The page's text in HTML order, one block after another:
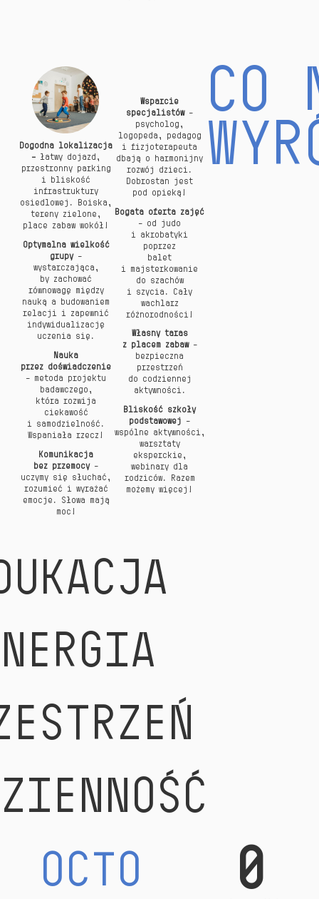
Dogodna lokalizacja
– łatwy dojazd,
przestronny parking
i bliskość
infrastruktury
osiedlowej. Boiska,
tereny zielone,
place zabaw wokół!
Optymalna wielkość
grupy –
wystarczająca,
by zachować
równowagę między
nauką a budowaniem
relacji i zapewnić
indywidualizację
uczenia się.
Nauka
przez doświadczenie
– metoda projektu
badawczego,
która rozwija
ciekawość
i samodzielność.
Wspaniała rzecz!
Komunikacja
bez przemocy–
uczymy się słuchać,
rozumieć i wyrażać
emocje. Słowa mają
moc!
Wsparcie
specjalistów–
psycholog,
logopeda, pedagog
i fizjoterapeuta
dbają o harmonijny
rozwój dzieci.
Dobrostan jest
pod opieką!
Bogata oferta zajęć
– od judo
i akrobatyki
poprzez
balet
i majsterkowanie
do szachów
i szycia. Cały
wachlarz
różnorodności!
Własny taras
z placem
zabaw–
bezpieczna
przestrzeń
do codziennej
aktywności.
Bliskość szkoły
podstawowej –
wspólne aktywności,
warsztaty
eksperckie,
webinary dla
rodziców. Razem
możemy więcej!
CO
OCTO
0